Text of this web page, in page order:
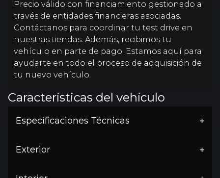
Precio válido con financiamiento gestionado a
través de entidades financieras asociadas.
Contáctanos para coordinar tu test drive en
nuestras tiendas. Además, recibimos tu
vehículo en parte de pago. Estamos aquí para
ayudarte en todo el proceso de adquisición de
tu nuevo vehículo.
Características del vehículo
Especificaciones Técnicas
Exterior